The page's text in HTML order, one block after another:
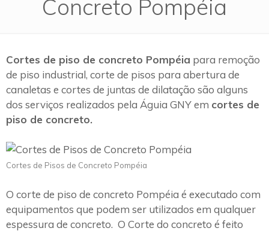
Concreto Pompéia
Cortes de piso de concreto Pompéia para remoção
de piso industrial, corte de pisos para abertura de
canaletas e cortes de juntas de dilatação são alguns
dos serviços realizados pela Águia GNY em cortes de
piso de concreto.
Cortes de Pisos de Concreto Pompéia
O corte de piso de concreto Pompéia é executado com
equipamentos que podem ser utilizados em qualquer
espessura de concreto. O Corte do concreto é feito